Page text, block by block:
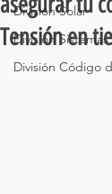
División Solar
División Sistemas
División Código
Tensión en